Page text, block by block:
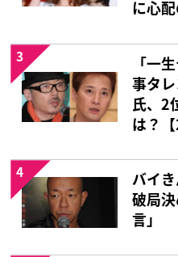
に心
「一
事タ
氏、2
は？
3
バイ
破局
言」
4